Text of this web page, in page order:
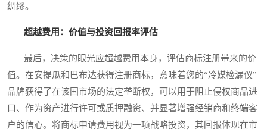
绸缪。
超越费用：价值与投资回报率评估
最后，决策的眼光应超越费用本身，评估商标注册带来的价
值。在安提瓜和巴布达获得注册商标，意味着您的“冷媒检漏仪”
品牌获得了在该国市场的法定垄断权，可以用于阻止侵权商品进
口、作为资产进行许可或质押融资、并显著增强经销商和终端客
户的信心。将商标申请费用视为一项战略投资，其回报体现在市